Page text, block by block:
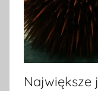
Największe